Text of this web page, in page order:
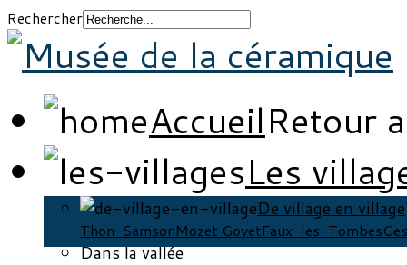
Rechercher
AccueilRetour
Les
De village en village
Thon-SamsonMozet GoyetFaux-les-Tombes
Dans la vallée